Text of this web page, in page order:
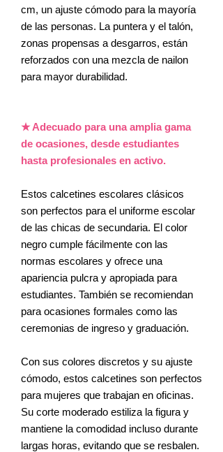
cm, un ajuste cómodo para la mayoría
de las personas. La puntera y el talón,
zonas propensas a desgarros, están
reforzados con una mezcla de nailon
para mayor durabilidad.
★ Adecuado para una amplia gama
de ocasiones, desde estudiantes
hasta profesionales en activo.
Estos calcetines escolares clásicos
son perfectos para el uniforme escolar
de las chicas de secundaria. El color
negro cumple fácilmente con las
normas escolares y ofrece una
apariencia pulcra y apropiada para
estudiantes. También se recomiendan
para ocasiones formales como las
ceremonias de ingreso y graduación.
Con sus colores discretos y su ajuste
cómodo, estos calcetines son perfectos
para mujeres que trabajan en oficinas.
Su corte moderado estiliza la figura y
mantiene la comodidad incluso durante
largas horas, evitando que se resbalen.